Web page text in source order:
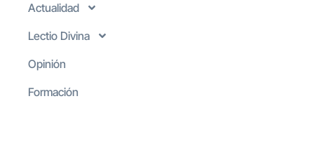
Actualidad
Lectio Divina
Opinión
Formación